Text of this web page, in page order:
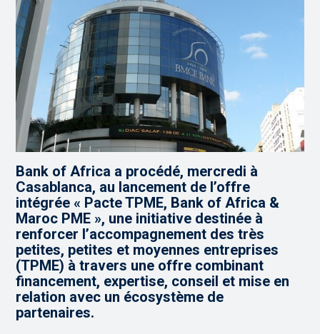
Bank of Africa a procédé, mercredi à
Casablanca, au lancement de l’offre
intégrée « Pacte TPME, Bank of Africa &
Maroc PME », une initiative destinée à
renforcer l’accompagnement des très
petites, petites et moyennes entreprises
(TPME) à travers une offre combinant
financement, expertise, conseil et mise en
relation avec un écosystème de
partenaires.